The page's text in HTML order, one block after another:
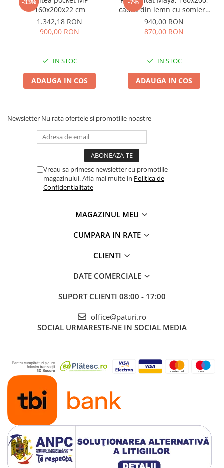
-33%
160x200x22 cm
1.342,18 RON
900,00 RON
IN STOC
ADAUGA IN COS
-7%
cadru din lemn cu somiera
fixa, culoare Bej
940,00 RON
870,00 RON
IN STOC
ADAUGA IN COS
Newsletter Nu rata ofertele si promotiile noastre
Vreau sa primesc newsletter cu promotiile
magazinului. Afla mai multe in Politica de
Confidentialitate
MAGAZINUL MEU
CUMPARA IN RATE
CLIENTI
DATE COMERCIALE
SUPORT CLIENTI 08:00 - 17:00
office@paturi.ro
SOCIAL URMARESTE-NE IN SOCIAL MEDIA